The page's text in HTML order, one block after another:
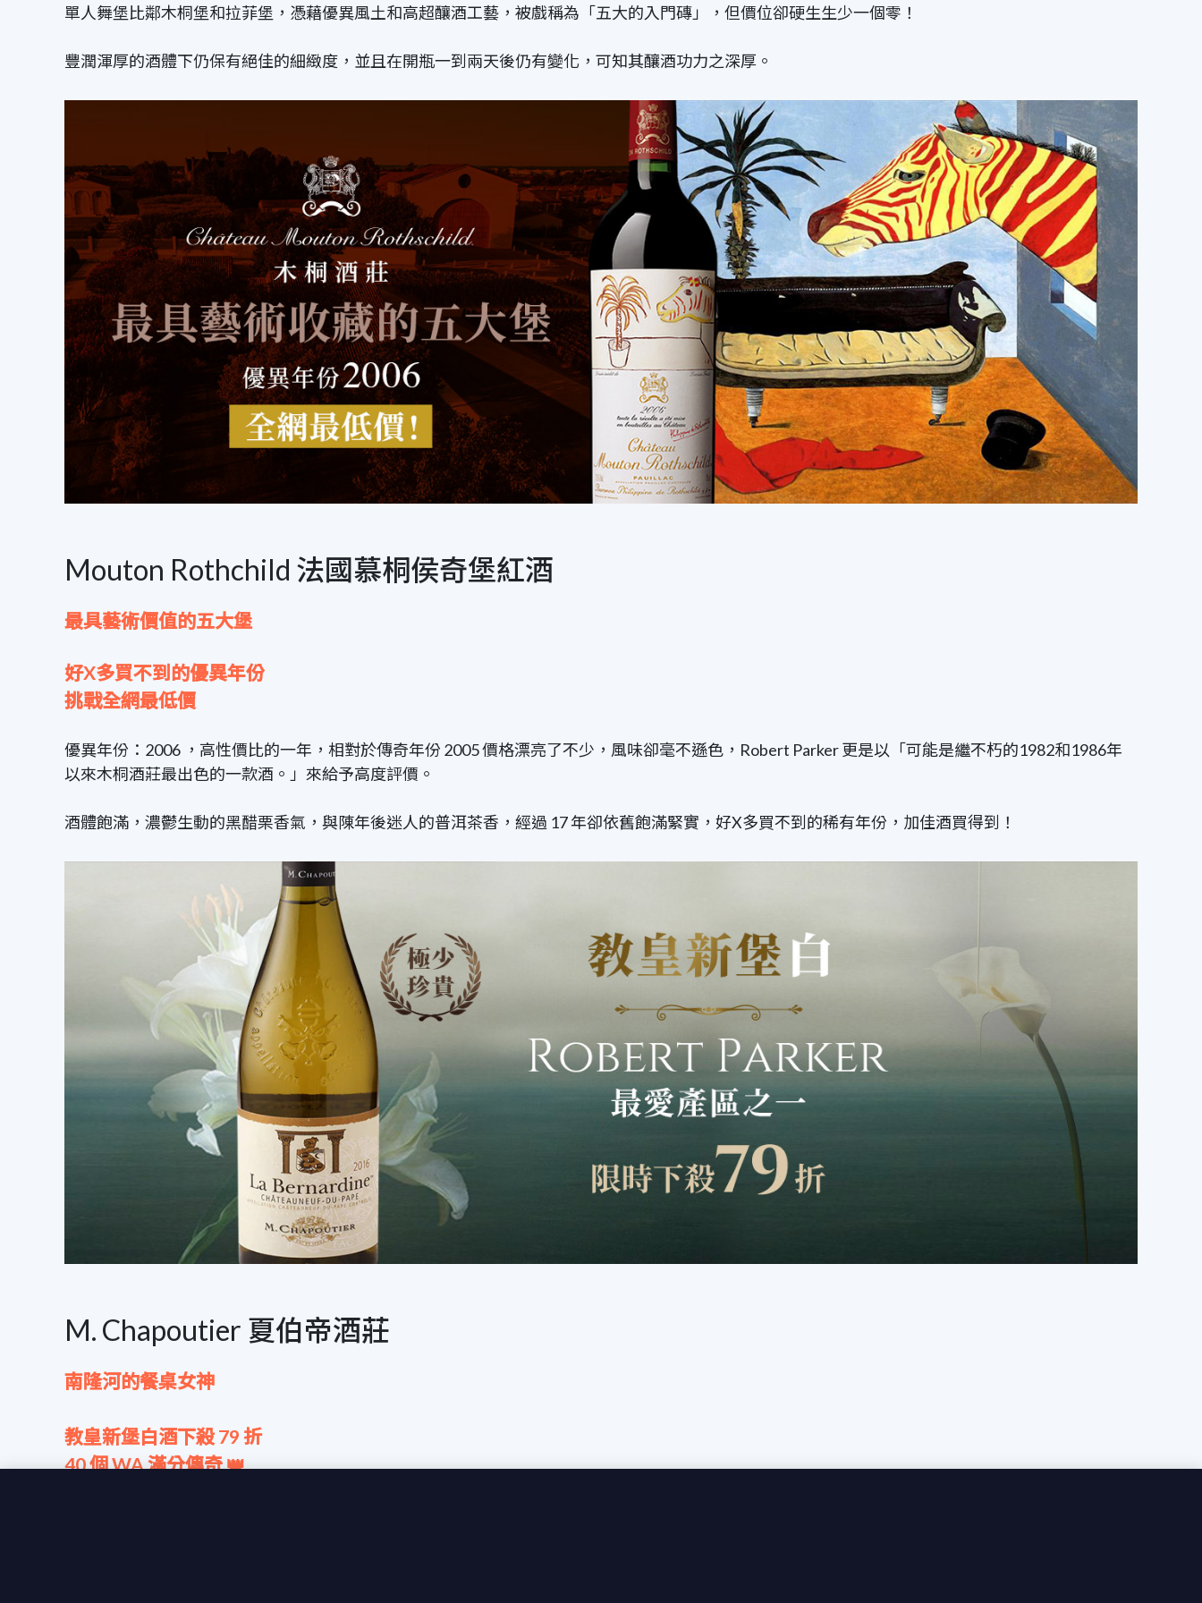
單人舞堡比鄰木桐堡和拉菲堡，憑藉優異風土和高超釀酒工藝，被戲稱為「五大的入門磚」，但價位卻硬生生少一個零！
豐潤渾厚的酒體下仍保有絕佳的細緻度，並且在開瓶一到兩天後仍有變化，可知其釀酒功力之深厚。
Mouton Rothchild 法國慕桐侯奇堡紅酒
最具藝術價值的五大堡
好X多買不到的優異年份
挑戰全網最低價
優異年份：2006 ，高性價比的一年，相對於傳奇年份 2005 價格漂亮了不少，風味卻毫不遜色，Robert Parker 更是以「可能是繼不朽的1982和1986年
以來木桐酒莊最出色的一款酒。」來給予高度評價。
酒體飽滿，濃鬱生動的黑醋栗香氣，與陳年後迷人的普洱茶香，經過 17 年卻依舊飽滿緊實，好X多買不到的稀有年份，加佳酒買得到‎️‍！
M. Chapoutier 夏伯帝酒莊
南隆河的餐桌女神
教皇新堡白酒下殺 79 折
40 個 WA 滿分傳奇 👑